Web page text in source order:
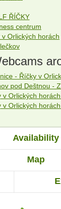
ŘÍČKY
centrum
Orlických horách
v Orlických
Availability
Map